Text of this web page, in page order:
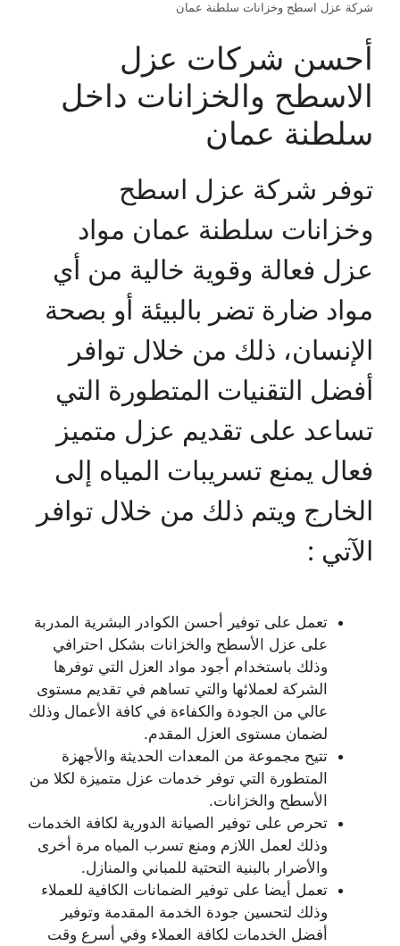
شركة عزل اسطح وخزانات سلطنة عمان
أحسن شركات عزل
الاسطح والخزانات داخل
سلطنة عمان
توفر شركة عزل اسطح
وخزانات سلطنة عمان مواد
عزل فعالة وقوية خالية من أي
مواد ضارة تضر بالبيئة أو بصحة
الإنسان، ذلك من خلال توافر
أفضل التقنيات المتطورة التي
تساعد على تقديم عزل متميز
فعال يمنع تسريبات المياه إلى
الخارج ويتم ذلك من خلال توافر
الآتي :
تعمل على توفير أحسن الكوادر البشرية المدربة
على عزل الأسطح والخزانات بشكل احترافي
وذلك باستخدام أجود مواد العزل التي توفرها
الشركة لعملائها والتي تساهم في تقديم مستوى
عالي من الجودة والكفاءة في كافة الأعمال وذلك
لضمان مستوى العزل المقدم.
تتيح مجموعة من المعدات الحديثة والأجهزة
المتطورة التي توفر خدمات عزل متميزة لكلا من
الأسطح والخزانات.
تحرص على توفير الصيانة الدورية لكافة الخدمات
وذلك لعمل اللازم ومنع تسرب المياه مرة أخرى
والأضرار بالبنية التحتية للمباني والمنازل.
تعمل أيضا على توفير الضمانات الكافية للعملاء
وذلك لتحسين جودة الخدمة المقدمة وتوفير
أفضل الخدمات لكافة العملاء وفي أسرع وقت